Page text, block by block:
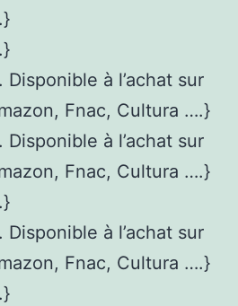
.}
.}
. Disponible à l’achat sur
Fnac, Cultura ….}
. Disponible à l’achat sur
Fnac, Cultura ….}
.}
. Disponible à l’achat sur
Fnac, Cultura ….}
.}